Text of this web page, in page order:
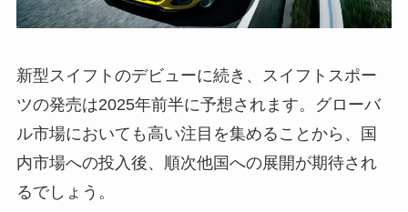
新型スイフトのデビューに続き、スイフトスポー
ツの発売は2025年前半に予想されます。グローバ
ル市場においても高い注目を集めることから、国
内市場への投入後、順次他国への展開が期待され
るでしょう。